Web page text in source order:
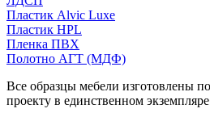
Пластик Alvic Luxe
Пластик HPL
Пленка ПВХ
Полотно АГТ (МДФ)
Все образцы мебели изготовлены
проекту в единственном